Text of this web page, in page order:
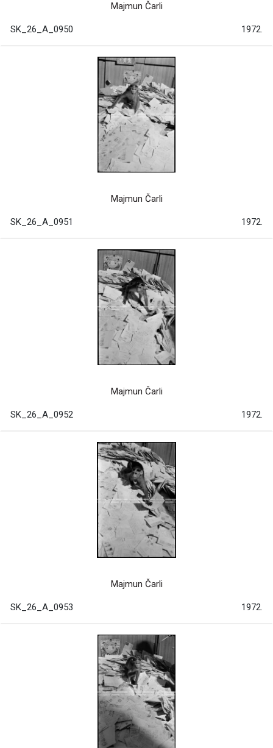
Majmun Čarli
SK_26_A_0950 1972.
Majmun Čarli
SK_26_A_0951 1972.
Majmun Čarli
SK_26_A_0952 1972.
Majmun Čarli
SK_26_A_0953 1972.